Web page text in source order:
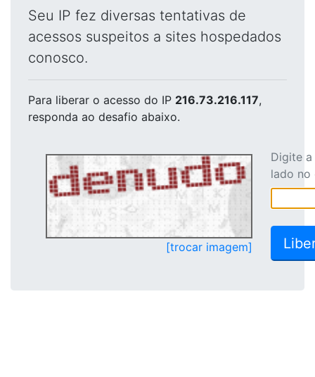
Seu IP fez diversas tentativas de
acessos suspeitos a sites hospedados
conosco.
Para liberar o acesso do IP 216.73.216.117,
responda ao desafio abaixo.
[trocar imagem]
Digite
lado no